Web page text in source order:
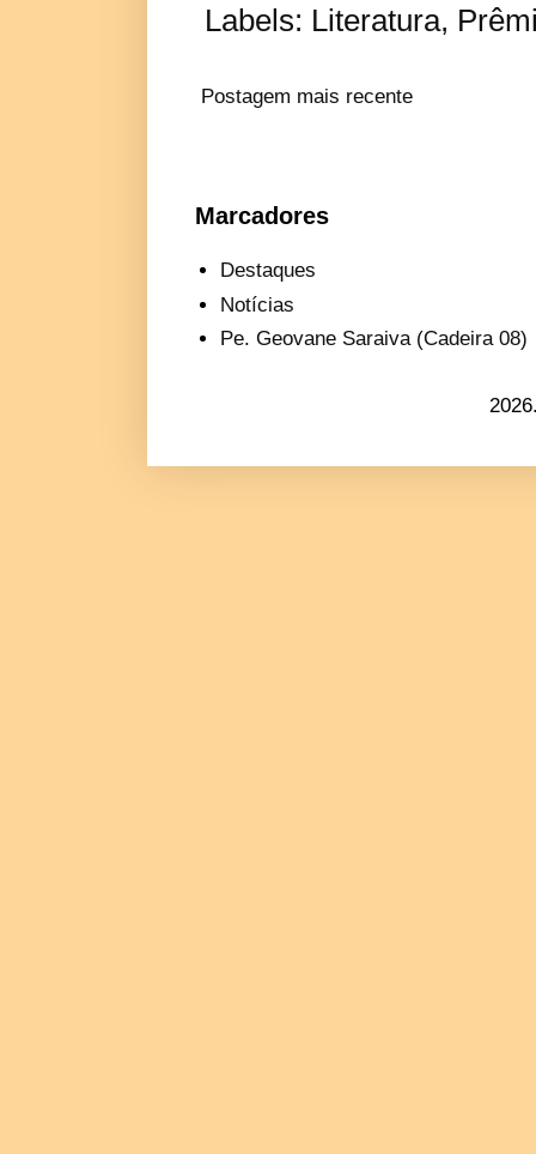
Labels: Literatura,
Postagem mais recente
Marcadores
Destaques
Notícias
Pe. Geovane Saraiva (Cadeira 08)